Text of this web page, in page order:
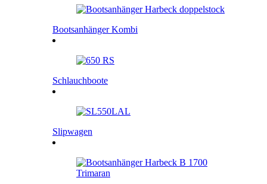
Bootsanhänger Kombi
Schlauchboote
Slipwagen